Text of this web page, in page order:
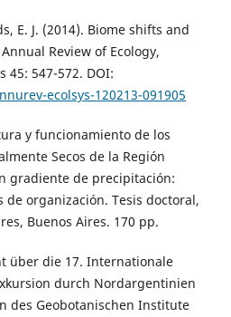
E. J. (2014). Biome shifts and
Review of Ecology,
45: 547-572. DOI:
ecolsys-120213-091905
y funcionamiento de los
Secos de la Región
gradiente de precipitación:
organización. Tesis doctoral,
Buenos Aires. 170 pp.
über die 17. Internationale
durch Nordargentinien
des Geobotanischen Institute